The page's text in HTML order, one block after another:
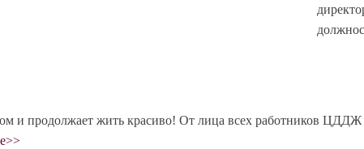
и продолжает жить красиво! От лица всех работников